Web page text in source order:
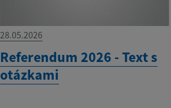
28.05.2026
Referendum 2026 - Text s
otázkami